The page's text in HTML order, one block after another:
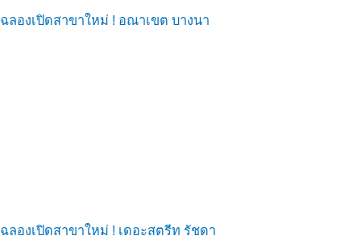
ฉลองเปิดสาขาใหม่ ! อณาเขต บางนา
ฉลองเปิดสาขาใหม่ ! เดอะสตรีท รัชดา